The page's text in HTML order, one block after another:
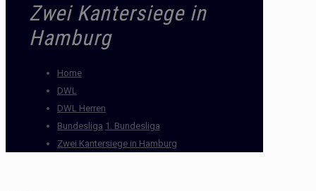
Zwei Kantersiege in
Hamburg
Home
DWL
DWL Herren
Bundesliga 1. Bundesliga
Zwei Kantersiege in Hamburg